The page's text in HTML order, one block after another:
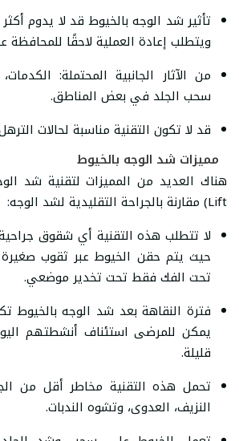
تأثير شد الوجه بالخيوط قد لا يدوم
ويتطلب إعادة العملية لاحقًا للمحافظة
من الآثار الجانبية المحتملة:
سحب الجلد في بعض المناطق.
قد لا تكون التقنية مناسبة لحالات
مميزات شد الوجه بالخيوط
Lift) مقارنة بالجراحة التقليدية لشد الوجه:
لا تتطلب هذه التقنية أي شقوق جراحية
حيث يتم حقن الخيوط عبر ثقوب
تحت الفك فقط تحت تخدير موضعي.
فترة النقاهة بعد شد الوجه بالخيوط
يمكن للمرضى استئناف أنشطتهم
قليلة.
تحمل هذه التقنية مخاطر أقل من
النزيف، العدوى، وتشوه الندبات.